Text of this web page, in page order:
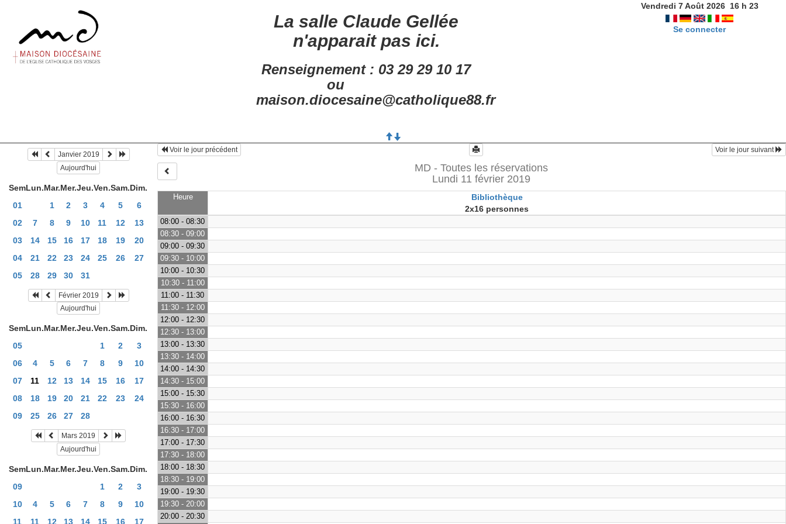
La salle Claude Gellée
n'apparait pas ici.
Renseignement : 03 29 29 10 17
ou
maison.diocesaine@catholique88.fr
Vendredi 7 Août 2026 16h 23
Se connecter
Janvier 2019
Aujourd'hui
SemLun.Mar.Mer.Jeu.Ven.Sam.Dim.
01
1 2 3 4 5
6
02
7 8 9 10 11 12
13
03
14 15 16 17 18 19
20
04
21 22 23 24 25 26
27
05
28 29 30 31
Février 2019
Aujourd'hui
SemLun.Mar.Mer.Jeu.Ven.Sam.Dim.
05
1 2
3
06
4 5 6 7 8 9
10
07
11 12 13 14 15 16
17
08
18 19 20 21 22 23
24
09
25 26 27 28
Mars 2019
Aujourd'hui
SemLun.Mar.Mer.Jeu.Ven.Sam.Dim.
09
1 2
3
10
4 5 6 7 8 9
10
11
11 12 13 14 15 16 17
Heure
Bibliothèque
2x16 personnes
Voir le jour précédent Voir le jour suivant
MD - Toutes les réservations
Lundi 11 février 2019
08:00 - 08:30
08:30 - 09:00
09:00 - 09:30
09:30 - 10:00
10:00 - 10:30
10:30 - 11:00
11:00 - 11:30
11:30 - 12:00
12:00 - 12:30
12:30 - 13:00
13:00 - 13:30
13:30 - 14:00
14:00 - 14:30
14:30 - 15:00
15:00 - 15:30
15:30 - 16:00
16:00 - 16:30
16:30 - 17:00
17:00 - 17:30
17:30 - 18:00
18:00 - 18:30
18:30 - 19:00
19:00 - 19:30
19:30 - 20:00
20:00 - 20:30